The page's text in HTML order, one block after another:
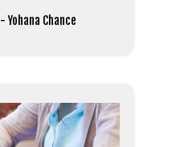
-Yohana Chance